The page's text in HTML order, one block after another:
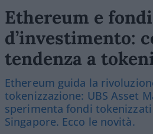
Ethereum e fondi
d’investimento:
tendenza a
Ethereum guida la
tokenizzazione: UBS Asset
sperimenta fondi tokenizzati
Singapore. Ecco le novità.